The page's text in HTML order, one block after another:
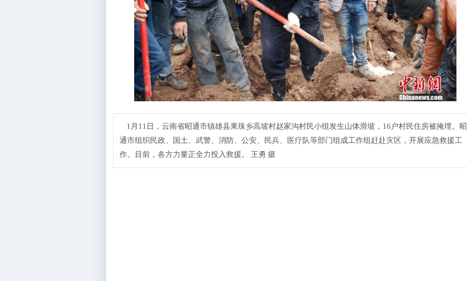
1月11日，云南省昭通市镇雄县果珠乡高坡村赵家沟村民小组发生山体滑坡，16户村民住房被掩埋。昭
通市组织民政、国土、武警、消防、公安、民兵、医疗队等部门组成工作组赶赴灾区，开展应急救援工
作。目前，各方力量正全力投入救援。 王勇 摄